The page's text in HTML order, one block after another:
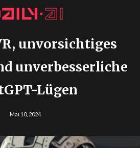
unvorsichtiges
unverbesserliche
Lügen
Mai 10, 2024